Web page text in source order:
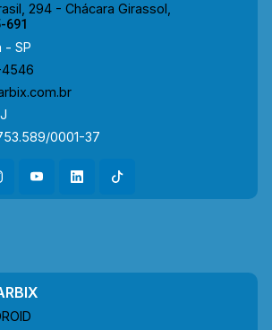
294 - Chácara Girassol,
691
- SP
0001-37